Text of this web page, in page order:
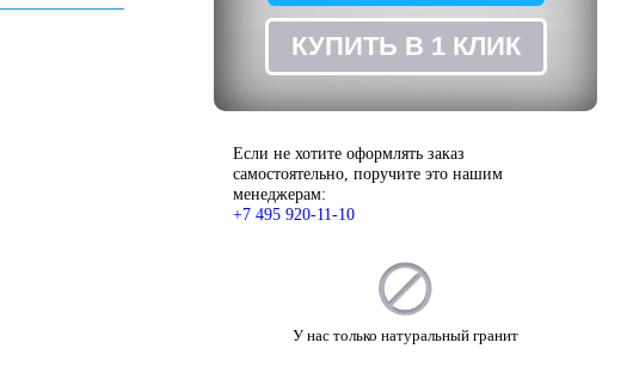
ЗАКАЗ
КУПИТЬ В 1 КЛИК
Если не хотите оформлять заказ
самостоятельно, поручите это нашим
менеджерам:
+7 495 920-11-10
У нас только натуральный гранит